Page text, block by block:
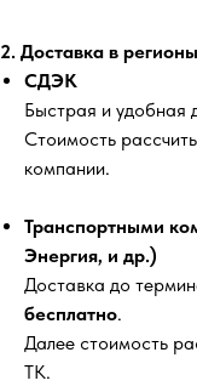
2. Доставка в
СДЭК
Быстрая и удобная
Стоимость
компании.
Транспортными
Энергия, и др.)
Доставка до
бесплатно.
Далее стоимость
ТК.